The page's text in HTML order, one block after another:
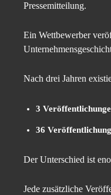
Pressemitteilung.
Ein Wettbewerber
Nach drei Jahren
3
36
Der Unterschied ist
Jede zusätzliche